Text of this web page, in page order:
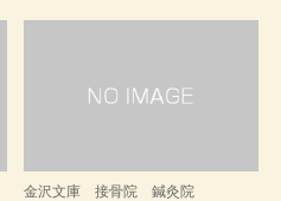
金沢文庫 接骨院 鍼灸院